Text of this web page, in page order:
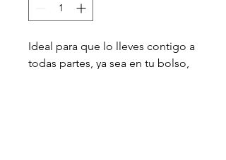
Ideal para que lo lleves contigo a
todas partes, ya sea en tu bolso,